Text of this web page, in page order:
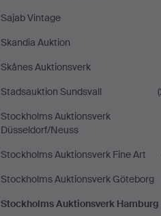
Sajab Vintage
Skandia Auktion
Skånes Auktionsverk
Stadsauktion Sundsvall
Stockholms Auktionsverk
Düsseldorf/Neuss
Stockholms Auktionsverk Fine Art
Stockholms Auktionsverk Göteborg
Stockholms Auktionsverk Hamburg